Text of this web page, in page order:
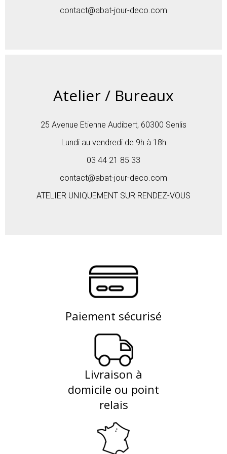
contact@abat-jour-deco.com
Atelier / Bureaux
25 Avenue Etienne Audibert, 60300 Senlis
Lundi au vendredi de 9h à 18h
03 44 21 85 33
contact@abat-jour-deco.com
ATELIER UNIQUEMENT SUR RENDEZ-VOUS
Paiement sécurisé
Livraison à
domicile ou point
relais